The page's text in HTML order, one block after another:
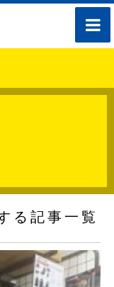
toggle
る記事一覧